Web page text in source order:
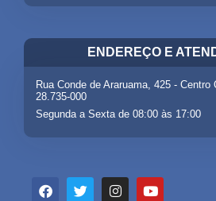
ENDEREÇO E
Rua Conde de Araruama, 425 -
28.735-000
Segunda a Sexta de 08:00 às 17:00